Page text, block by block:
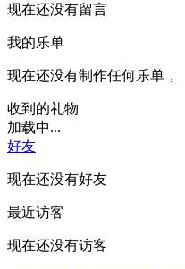
现在还没有留言
我的乐单
现在还没有制作任何乐单，
收到的礼物
加载中...
好友
现在还没有好友
最近访客
现在还没有访客